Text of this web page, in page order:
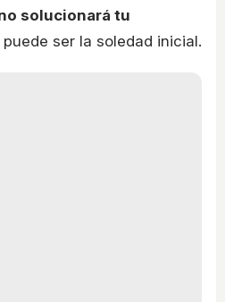
solucionará tu
ser la soledad inicial.